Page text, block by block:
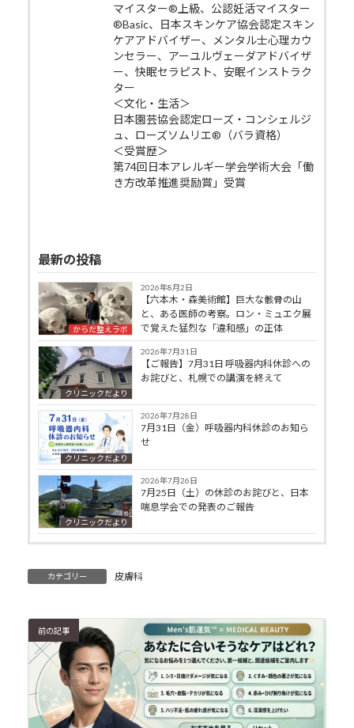
マイスター®上級、公認妊活マイスター
®Basic、日本スキンケア協会認定スキン
ケアアドバイザー、メンタル士心理カウ
ンセラー、アーユルヴェーダアドバイザ
ー、快眠セラピスト、安眠インストラク
ター
＜文化・生活＞
日本園芸協会認定ローズ・コンシェルジ
ュ、ローズソムリエ®（バラ資格）
＜受賞歴＞
第74回日本アレルギー学会学術大会「働
き方改革推進奨励賞」受賞
最新の投稿
からだ整えラボ
2026年8月2日
【六本木・森美術館】巨大な骸骨の山
と、ある医師の考察。ロン・ミュエク展
で覚えた猛烈な「違和感」の正体
クリニックだより
2026年7月31日
【ご報告】7月31日 呼吸器内科休診への
お詫びと、札幌での講演を終えて
クリニックだより
2026年7月28日
7月31日（金）呼吸器内科休診のお知ら
せ
クリニックだより
2026年7月26日
7月25日（土）の休診のお詫びと、日本
喘息学会での発表のご報告
カテゴリー 皮膚科
前の記事